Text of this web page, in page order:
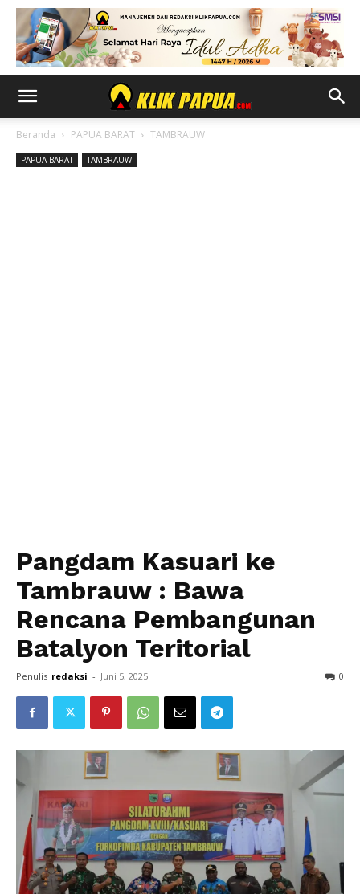
Beranda PAPUA BARAT TAMBRAUW
PAPUA BARAT TAMBRAUW
Pangdam Kasuari ke
Tambrauw : Bawa
Rencana Pembangunan
Batalyon Teritorial
Penulis redaksi - Juni 5, 2025 0